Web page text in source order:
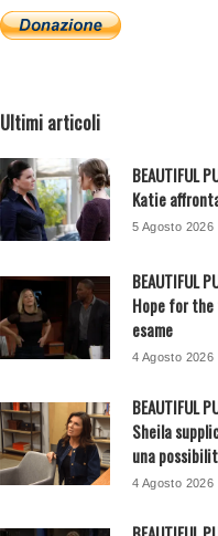
Ultimi articoli
BEAUTIFUL
Katie
5 Agosto 2026
BEAUTIFUL
Hope for
esame
4 Agosto 2026
BEAUTIFUL
Sheila
una
4 Agosto 2026